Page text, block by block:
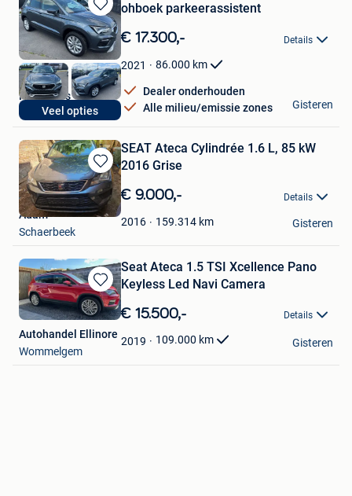
Bewaren
in
Mijn
Favorieten
Veel opties
ohboek parkeerassistent
€ 17.300,- Details
2021 86.000 km
Dealer onderhouden
Alle milieu/emissie zones
PR Motors
Wervik
Gisteren
Bewaren
in
Mijn
Favorieten
SEAT Ateca Cylindrée 1.6 L, 85 kW
2016 Grise
€ 9.000,- Details
2016 159.314 km
Adam
Schaerbeek
Gisteren
Bewaren
in
Mijn
Favorieten
Seat Ateca 1.5 TSI Xcellence Pano
Keyless Led Navi Camera
€ 15.500,- Details
2019 109.000 km
Autohandel Ellinore
Wommelgem
Gisteren